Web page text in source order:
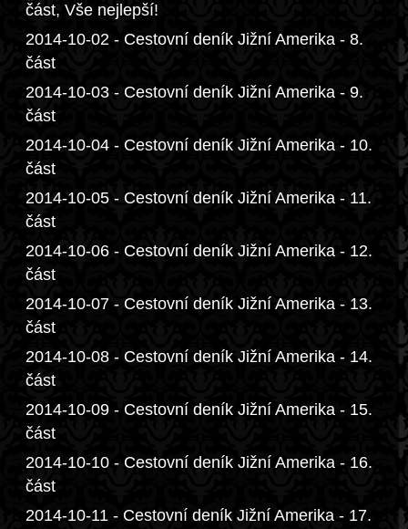
část, Vše nejlepší!
2014-10-02 - Cestovní deník Jižní Amerika - 8.
část
2014-10-03 - Cestovní deník Jižní Amerika - 9.
část
2014-10-04 - Cestovní deník Jižní Amerika - 10.
část
2014-10-05 - Cestovní deník Jižní Amerika - 11.
část
2014-10-06 - Cestovní deník Jižní Amerika - 12.
část
2014-10-07 - Cestovní deník Jižní Amerika - 13.
část
2014-10-08 - Cestovní deník Jižní Amerika - 14.
část
2014-10-09 - Cestovní deník Jižní Amerika - 15.
část
2014-10-10 - Cestovní deník Jižní Amerika - 16.
část
2014-10-11 - Cestovní deník Jižní Amerika - 17.